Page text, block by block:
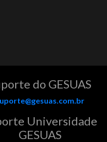
do GESUAS
Universidade
GESUAS